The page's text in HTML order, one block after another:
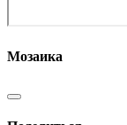
Мозаика